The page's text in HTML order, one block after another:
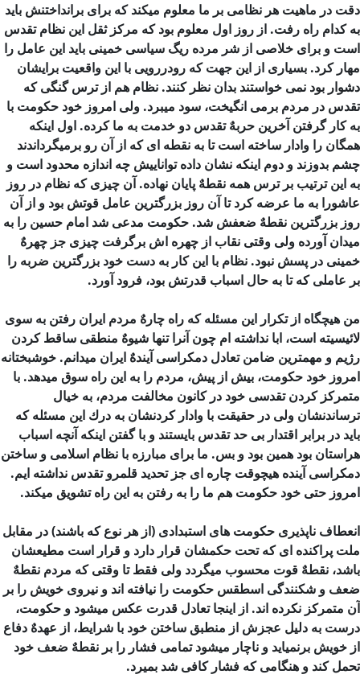
دقت در ماهیت هر نظامی بر ما معلوم میكند كه برای برانداختنش باید
به كدام راه رفت. از روز اول معلوم بود كه مركز ثقل این نظام تقدس
است و برای خلاصی از شر مرده ریگ سیاسی خمینی باید این عامل را
مهار كرد. بسیاری از این جهت كه رودررویی با این واقعیت برایشان
دشوار بود نمی خواستند بدان نظر كنند. نظام هم از ترس گنگی كه
تقدس در مردم برمی انگیخت، سود میبرد. ولی امروز خود حكومت با
به كار گرفتن آخرین حربهٌ تقدس دو خدمت به ما کرده. اول اینکه
همگان را وادار ساخته است تا به نقطه ای كه از آن رو برمیگرداندند
چشم بدوزند و دوم اینکه نشان داده تواناییش چه اندازه محدود است و
به این ترتیب بر ترس همه نقطهٌ پایان نهاده. آن چیزی كه نظام در روز
عاشورا به ما عرضه كرد تا آن روز بزرگترین عامل قوتش بود و از آن
روز بزرگترین نقطهٌ ضعفش شد. حكومت مدعی شد امام حسین را به
میدان آورده ولی وقتی نقاب از چهره اش برگرفت چیزی جز چهرهٌ
خمینی در پسش نبود. نظام با این كار به دست خود بزرگترین ضربه را
بر عاملی كه تا به حال اسباب قدرتش بود، فرود آورد.
من هیچگاه از تكرار این مسئله كه راه چارهٌ مردم ایران رفتن به سوی
لائیسیته است، ابا نداشته ام چون آنرا تنها شیوهٌ منطقی ساقط كردن
رژیم و مهمترین ضامن تعادل دمكراسی آیندهٌ ایران میدانم. خوشبختانه
امروز خود حكومت، بیش از پیش، مردم را به این راه سوق میدهد. با
متمرکز كردن تقدسی خود در كانون مخالفت مردم، به خیال
ترساندنشان ولی در حقیقت با وادار كردنشان به درك این مسئله كه
باید در برابر اقتدار بی حد تقدس بایستند و با گفتن اینکه آنچه اسباب
هراستان بود همین بود و بس. ما برای مبارزه با نظام اسلامی و ساختن
دمكراسی آینده هیچوقت چاره ای جز تحدید قلمرو تقدس نداشته ایم.
امروز حتی خود حكومت هم ما را به رفتن به این راه تشویق میکند.
انعطاف ناپذیری حكومت های استبدادی (از هر نوع كه باشند) در مقابل
ملت پراكنده ای كه تحت حكمشان قرار دارد و قرار است مطیعشان
باشد، نقطهٌ قوت محسوب میگردد ولی فقط تا وقتی كه مردم نقطهٌ
ضعف و شكنندگی اسطقس حكومت را نیافته اند و نیروی خویش را بر
آن متمركز نكرده اند. از اینجا تعادل قدرت عكس میشود و حكومت،
درست به دلیل عجزش از منطبق ساختن خود با شرایط، از عهدهٌ دفاع
از خویش برنمیاید و ناچار میشود تمامی فشار را بر نقطهٌ ضعف خود
تحمل كند و هنگامی كه فشار كافی شد بمیرد.